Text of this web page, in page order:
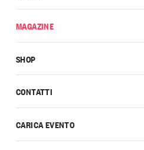
CONTATTI
CARICA EVENTO
MAGAZINE
SHOP